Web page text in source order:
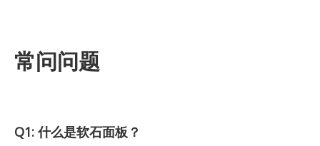
常问问题
Q1: 什么是软石面板？